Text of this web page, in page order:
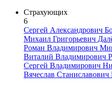
Страхующих
6
Сергей Александрович
Михаил Григорьевич
Роман Владимирович
Виталий Владимирович
Сергей Владимирович
Вячеслав Станиславович